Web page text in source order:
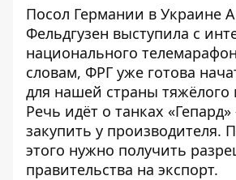
Посол Германии в Украине
Фельдгузен выступила с
национального
словам, ФРГ уже готова
для нашей страны тяжёлого
Речь идёт о танках
закупить у производителя.
этого нужно получить
правительства на экспорт.